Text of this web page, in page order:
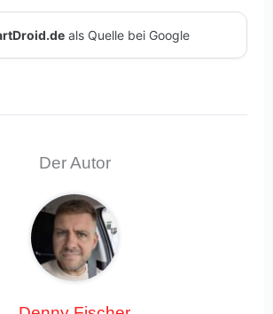
als Quelle bei Google
Der Autor